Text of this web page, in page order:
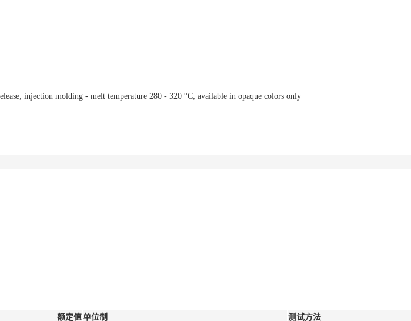
injection molding - melt temperature 280 - 320 °C; available in opaque colors only
额定值单位制
测试方法